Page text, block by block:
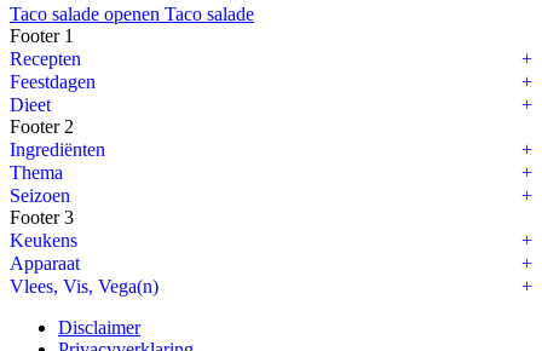
Taco salade openen Taco salade
Footer 1
Recepten
Feestdagen
Dieet
Footer 2
Ingrediënten
Thema
Seizoen
Footer 3
Keukens
Apparaat
Vlees, Vis, Vega(n)
Disclaimer